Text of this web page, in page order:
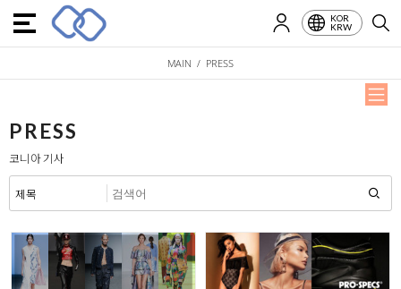
KOR
KRW
MAIN / PRESS
PRESS
코니아 기사